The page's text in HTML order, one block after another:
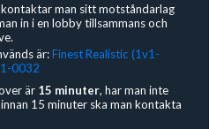
man sitt motståndarlag
in i en lobby tillsammans och
är:Finest Realistic (1v1-
0032
är 15 minuter, har man inte
15 minuter ska man kontakta